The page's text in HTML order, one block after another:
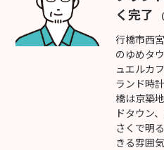
く完了
行橋市西
のゆめタ
ュエルカ
ランド時
橋は京築
ドタウン
さくで明
きる雰囲